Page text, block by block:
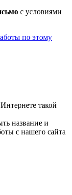
с условиями
по этому
такой
название и
с нашего сайта